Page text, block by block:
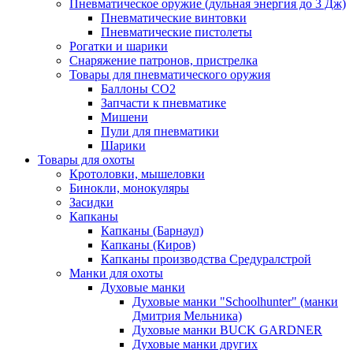
Пневматическое оружие (дульная энергия до 3 Дж)
Пневматические винтовки
Пневматические пистолеты
Рогатки и шарики
Снаряжение патронов, пристрелка
Товары для пневматического оружия
Баллоны СО2
Запчасти к пневматике
Мишени
Пули для пневматики
Шарики
Товары для охоты
Кротоловки, мышеловки
Бинокли, монокуляры
Засидки
Капканы
Капканы (Барнаул)
Капканы (Киров)
Капканы производства Средуралстрой
Манки для охоты
Духовые манки
Духовые манки "Schoolhunter" (манки
Дмитрия Мельника)
Духовые манки BUCK GARDNER
Духовые манки других